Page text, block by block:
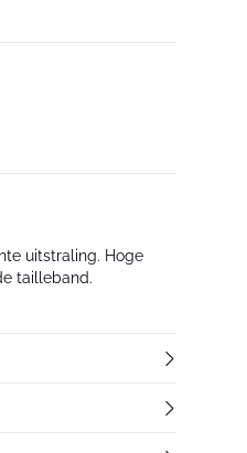
uitstraling. Hoge
tailleband.